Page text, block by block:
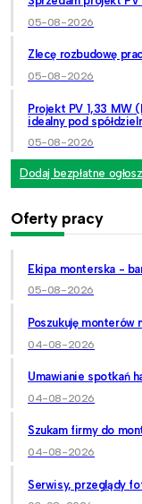
05-08-2026
Zlecę rozbudowę
05-08-2026
Projekt PV 1,33 MW
idealny pod
05-08-2026
Dodaj bezpłatne
Oferty pracy
Ekipa monterska -
05-08-2026
Poszukuję monterów
04-08-2026
Umawianie spotkań
04-08-2026
Szukam firmy do
04-08-2026
Serwisy, przeglądy